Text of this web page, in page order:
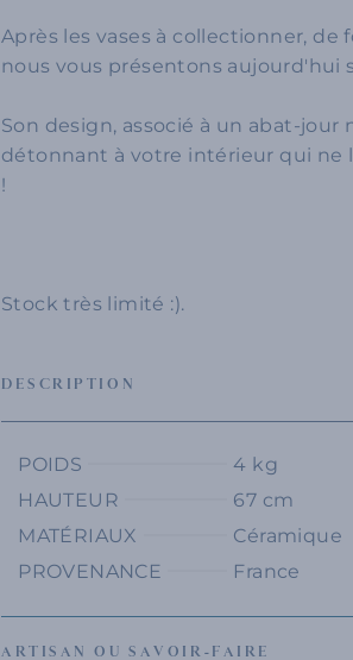
Après les vases à collectionner,
nous vous présentons aujourd'hui
Son design, associé à un abat-
détonnant à votre intérieur qui ne
!
Stock très limité :).
DESCRIPTION
POIDS
4 kg
HAUTEUR
67 cm
MATÉRIAUX
Céramique
PROVENANCE
France
ARTISAN OU SAVOIR-FAIRE